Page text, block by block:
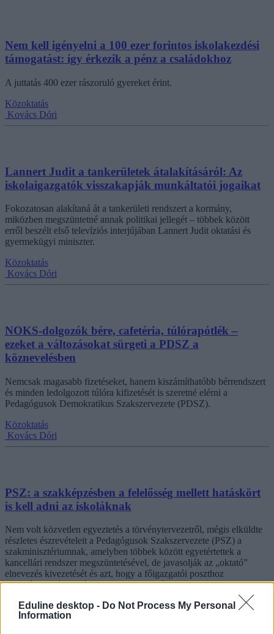
Eduline desktop - Do Not Process My Personal
Information
Nem kell igényelni a 100 ezer forintos iskolakezdési
támogatást: így érkezik a pénz a családokhoz
A juttatás 400 ezer rászoruló gyereket érint.
Közoktatás
Kovács Dóri
Lannert Judit a tankerületek átalakításáról: Az
iskolaigazgatók visszakapják munkáltatói jogaikat
Fokozatosan alakítaná át a tankerületi rendszert a kormány,
miközben megszüntetné annak politikai jellegét – többek között
erről beszélt első televíziós interjújában Lannert Judit oktatási és
gyermekügyi miniszter.
Közoktatás
Kovács Dóri
NOKS-dolgozók bére, cafetéria, túlórapótlék –
ezeket a változásokat sürgeti a PDSZ a
köznevelésben
Nemcsak magasabb fizetéseket, hanem kiszámíthatóbb bérrendszert
és minden ledolgozott túlóra kifizetését is szeretné elérni a
Pedagógusok Demokratikus Szakszervezete (PDSZ).
Közoktatás
Kovács Dóri
PSZ: a szakképzésben a felelősség mellett hatáskört
is kell adni az iskoláknak
Nem volt közvetlen egyeztetés a törvénytervezetről, mégis elküldte
részletes észrevételeit a Pedagógusok Szakszervezete (PSZ) a
szakminisztériumnak, amelyben többek között egyetértettek a
kancellári rendszer megszüntetésével, de javasolják az „oktató”
elnevezés kivezetését és azt, hogy a főigazgatói poszthoz
pedagógusi végzettségre is legyen szükség.
Közoktatás
Kurucz-Gáspár Tünde